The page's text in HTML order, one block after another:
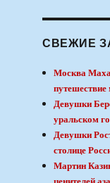
СВЕЖИЕ
Москва
Девушки
уральском
Девушки
столице
Мартин